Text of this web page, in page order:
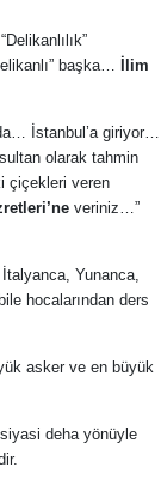
başka…
İlim
İstanbul’a giriyor…
olarak tahmin
çiçekleri veren
veriniz…”
Yunanca,
hocalarından ders
asker ve en büyük
deha yönüyle